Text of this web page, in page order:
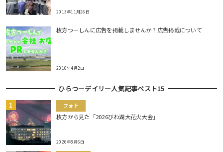
2013年11月26日
枚方つーしんに広告を掲載しませんか？広告掲載について
2010年4月2日
ひらつーデイリー人気記事ベスト15
フォト
枚方から見た「2026びわ湖大花火大会」
2026年8月6日